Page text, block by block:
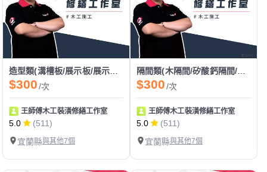
$300/次
王師傅木工裝潢修繕工作室
5.0
(511)
宜蘭縣與其他7個
$300/次
王師傅木工裝潢修繕工作室
5.0
(511)
宜蘭縣與其他7個